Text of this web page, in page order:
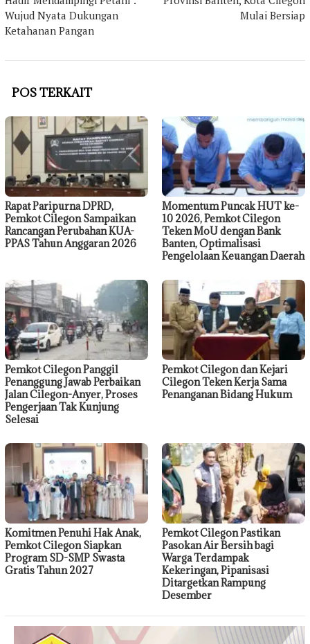
Wujud Nyata Dukungan
Ketahanan Pangan
Mulai Bersiap
POS TERKAIT
Rapat Paripurna DPRD,
Pemkot Cilegon Sampaikan
Rancangan Perubahan KUA-
PPAS Tahun Anggaran 2026
Momentum Puncak HUT ke-
10 2026, Pemkot Cilegon
Teken MoU dengan Bank
Banten, Optimalisasi
Pengelolaan Keuangan Daerah
Pemkot Cilegon Panggil
Penanggung Jawab Perbaikan
Jalan Cilegon-Anyer, Proses
Pengerjaan Tak Kunjung
Selesai
Pemkot Cilegon dan Kejari
Cilegon Teken Kerja Sama
Penanganan Bidang Hukum
Komitmen Penuhi Hak Anak,
Pemkot Cilegon Siapkan
Program SD-SMP Swasta
Gratis Tahun 2027
Pemkot Cilegon Pastikan
Pasokan Air Bersih bagi
Warga Terdampak
Kekeringan, Pipanisasi
Ditargetkan Rampung
Desember